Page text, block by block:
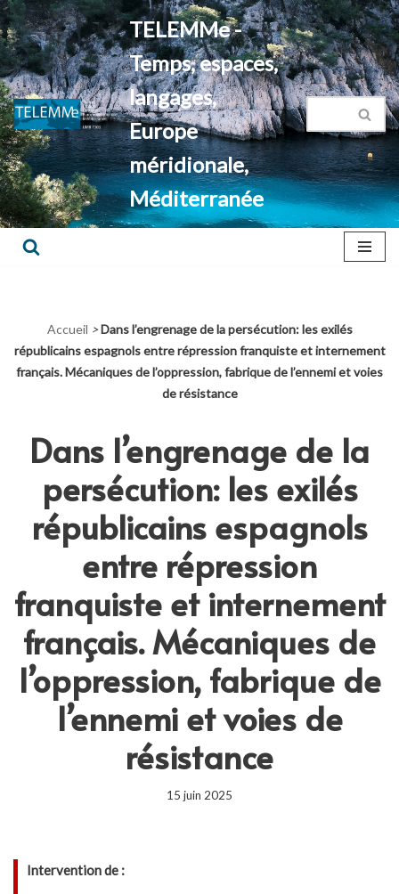
Aller
au
contenu
TELEMMe -
Temps, espaces,
langages,
Europe
méridionale,
Méditerranée
Accueil > Dans l’engrenage de la persécution: les exilés
républicains espagnols entre répression franquiste et internement
français. Mécaniques de l’oppression, fabrique de l’ennemi et voies
de résistance
Dans l’engrenage de la
persécution: les exilés
républicains espagnols
entre répression
franquiste et internement
français. Mécaniques de
l’oppression, fabrique de
l’ennemi et voies de
résistance
15 juin 2025
Intervention de :